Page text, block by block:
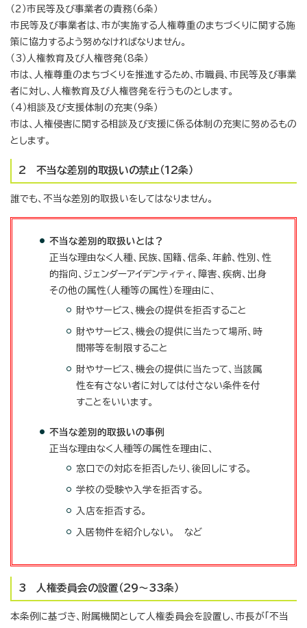
（2）市民等及び事業者の責務（6条）
市民等及び事業者は、市が実施する人権尊重のまちづくりに関する施
策に協力するよう努めなければなりません。
（3）人権教育及び人権啓発（8条）
市は、人権尊重のまちづくりを推進するため、市職員、市民等及び事業
者に対し、人権教育及び人権啓発を行うものとします。
（4）相談及び支援体制の充実（9条）
市は、人権侵害に関する相談及び支援に係る体制の充実に努めるもの
とします。
2 不当な差別的取扱いの禁止（12条）
誰でも、不当な差別的取扱いをしてはなりません。
不当な差別的取扱いとは？
正当な理由なく人種、民族、国籍、信条、年齢、性別、性
的指向、ジェンダーアイデンティティ、障害、疾病、出身
その他の属性（人種等の属性）を理由に、
財やサービス、機会の提供を拒否すること
財やサービス、機会の提供に当たって場所、時
間帯等を制限すること
財やサービス、機会の提供に当たって、当該属
性を有さない者に対しては付さない条件を付
すことをいいます。
不当な差別的取扱いの事例
正当な理由なく人種等の属性を理由に、
窓口での対応を拒否したり、後回しにする。
学校の受験や入学を拒否する。
入店を拒否する。
入居物件を紹介しない。 など
3 人権委員会の設置（29～33条）
本条例に基づき、附属機関として人権委員会を設置し、市長が「不当